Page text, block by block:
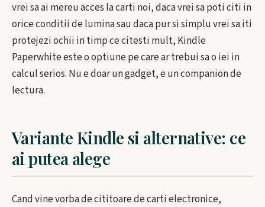
vrei sa ai mereu acces la carti noi, daca vrei sa poti citi in
orice conditii de lumina sau daca pur si simplu vrei sa iti
protejezi ochii in timp ce citesti mult, Kindle
Paperwhite este o optiune pe care ar trebui sa o iei in
calcul serios. Nu e doar un gadget, e un companion de
lectura.
Variante Kindle si alternative: ce
ai putea alege
Cand vine vorba de cititoare de carti electronice,